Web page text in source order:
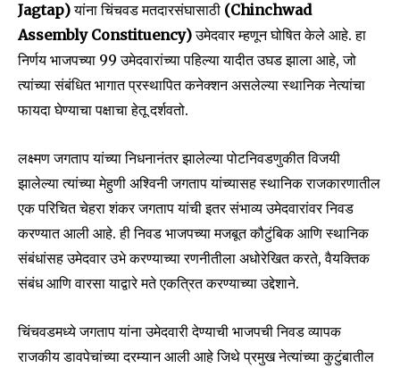
Jagtap)यांना चिंचवड मतदारसंघासाठी (Chinchwad
Assembly Constituency)उमेदवार म्हणून घोषित केले आहे. हा
निर्णय भाजपच्या 99 उमेदवारांच्या पहिल्या यादीत उघड झाला आहे, जो
त्यांच्या संबंधित भागात प्रस्थापित कनेक्शन असलेल्या स्थानिक नेत्यांचा
फायदा घेण्याचा पक्षाचा हेतू दर्शवतो.
लक्ष्मण जगताप यांच्या निधनानंतर झालेल्या पोटनिवडणुकीत विजयी
झालेल्या त्यांच्या मेहुणी अश्विनी जगताप यांच्यासह स्थानिक राजकारणातील
एक परिचित चेहरा शंकर जगताप यांची इतर संभाव्य उमेदवारांवर निवड
करण्यात आली आहे. ही निवड भाजपच्या मजबूत कौटुंबिक आणि स्थानिक
संबंधांसह उमेदवार उभे करण्याच्या रणनीतीला अधोरेखित करते, वैयक्तिक
संबंध आणि वारसा याद्वारे मते एकत्रित करण्याच्या उद्देशाने.
चिंचवडमध्ये जगताप यांना उमेदवारी देण्याची भाजपची निवड व्यापक
राजकीय डावपेचांच्या दरम्यान आली आहे जिथे प्रमुख नेत्यांच्या कुटुंबातील